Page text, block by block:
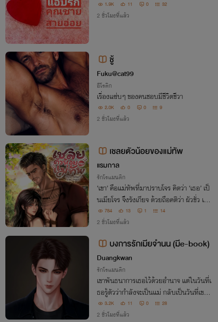
1.9K 11 0 32
2 ชั่วโมงที่แล้ว
ชู้
Fuku@cat99
อีโรติก
เรื่องแซ่บๆ ของคนชอบมีชีวิตชีวา
2.0K 0 0 9
2 ชั่วโมงที่แล้ว
เชลยตัวน้อยของแม่ทัพ
แรมกาล
รักโรแมนติก
‘เขา’ คือแม่ทัพที่มาปราบโจร คิดว่า ‘เธอ’ เป็
นเมียโจร จึงรังเกียจ ด้วยถือคติว่า ผัวชั่ว เมีย
มิห้ามปราม ก็ต้องตายตกตามกันไป! “ผู้หญิ
งโสมมอย่างเจ้า เก็บไว้ก็มีแต่จะทำให้แผ่นดิน
784 13 1 14
2 ชั่วโมงที่แล้ว
บงการรักเมียจำนน (มีe-book)
Duangkwan
รักโรแมนติก
เขาพันธนาการเธอไว้ด้วยอำนาจ แต่ในวันที่เ
ธอรู้ตัวว่ากำลังจะเป็นแม่ กลับเป็นวันที่เขา
ทำให้เธอรู้ว่า...เธอไม่มีวันเป็นผู้หญิงคนเดีย
วในชีวิตของเขา
3.2K 11 0 28
2 ชั่วโมงที่แล้ว